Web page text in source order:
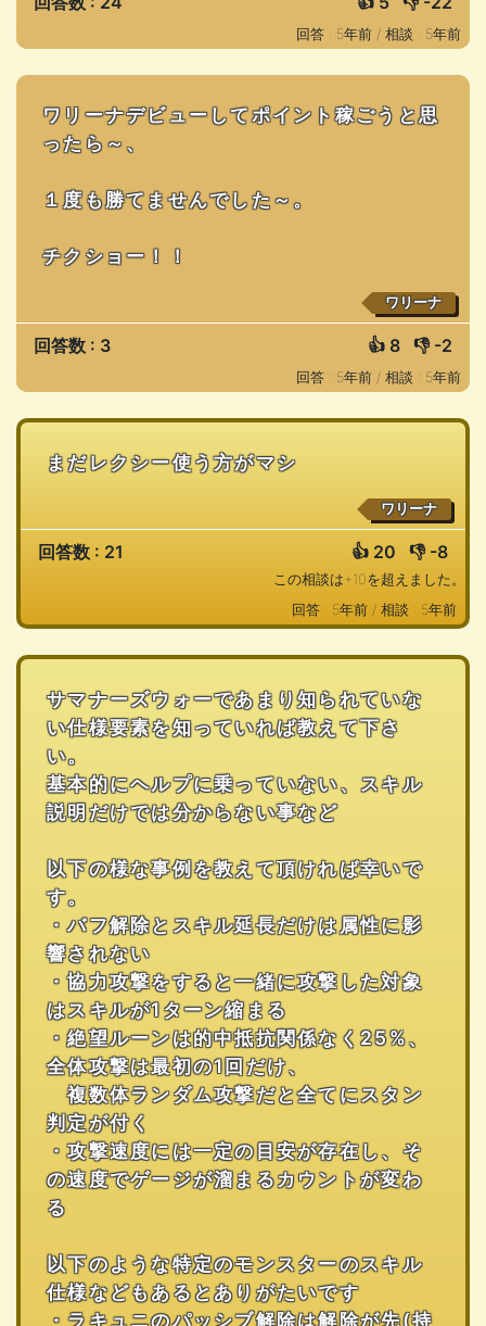
回答 : 5年前 / 相談 : 5年前
ワリーナデビューしてポイント稼ごうと思
ったら～、
１度も勝てませんでした～。
チクショー！！
ワリーナ
回答数 : 3 👍 8 👎 -2
回答 : 5年前 / 相談 : 5年前
まだレクシー使う方がマシ
ワリーナ
回答数 : 21 👍 20 👎 -8
この相談は+10を超えました。
回答 : 5年前 / 相談 : 5年前
サマナーズウォーであまり知られていな
い仕様要素を知っていれば教えて下さ
い。
基本的にヘルプに乗っていない、スキル
説明だけでは分からない事など
以下の様な事例を教えて頂ければ幸いで
す。
・バフ解除とスキル延長だけは属性に影
響されない
・協力攻撃をすると一緒に攻撃した対象
はスキルが1ターン縮まる
・絶望ルーンは的中抵抗関係なく25%、
全体攻撃は最初の1回だけ、
複数体ランダム攻撃だと全てにスタン
判定が付く
・攻撃速度には一定の目安が存在し、そ
の速度でゲージが溜まるカウントが変わ
る
以下のような特定のモンスターのスキル
仕様などもあるとありがたいです
・ラキュニのパッシブ解除は解除が先(持